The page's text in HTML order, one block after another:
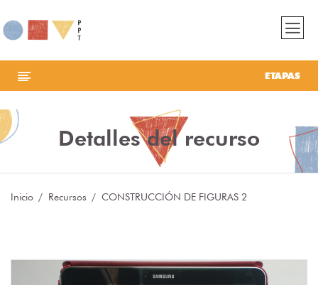
ETAPAS
Detalles del recurso
Inicio Recursos CONSTRUCCIÓN DE FIGURAS 2